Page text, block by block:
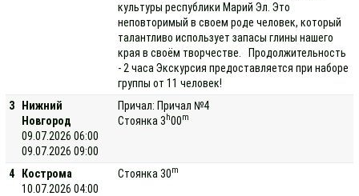
культуры республики Марий Эл. Это
неповторимый в своем роде человек, который
талантливо использует запасы глины нашего
края в своём творчестве. Продолжительность
- 2 часа Экскурсия предоставляется при наборе
группы от 11 человек!
3
Нижний
Новгород
09.07.2026 06:00
09.07.2026 09:00
Причал: Причал №4
Стоянка 3 h00m
4
Кострома
10.07.2026 04:00
Стоянка 30m